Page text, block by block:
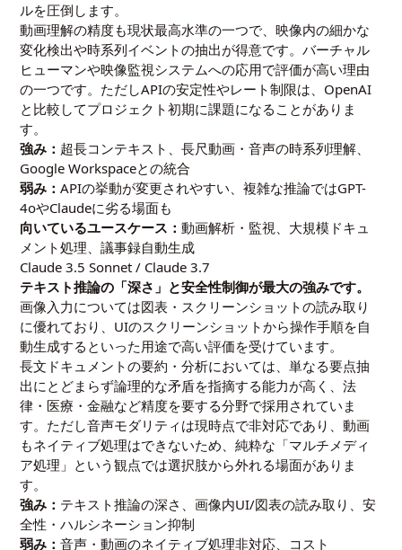
ルを圧倒します。
動画理解の精度も現状最高水準の一つで、映像内の細かな
変化検出や時系列イベントの抽出が得意です。バーチャル
ヒューマンや映像監視システムへの応用で評価が高い理由
の一つです。ただしAPIの安定性やレート制限は、OpenAI
と比較してプロジェクト初期に課題になることがありま
す。
強み： 超長コンテキスト、長尺動画・音声の時系列理解、
Google Workspaceとの統合
弱み：APIの挙動が変更されやすい、複雑な推論ではGPT-
4oやClaudeに劣る場面も
向いているユースケース：動画解析・監視、大規模ドキュ
メント処理、議事録自動生成
Claude 3.5 Sonnet / Claude 3.7
テキスト推論の「深さ」と安全性制御が最大の強みです。
画像入力については図表・スクリーンショットの読み取り
に優れており、UIのスクリーンショットから操作手順を自
動生成するといった用途で高い評価を受けています。
長文ドキュメントの要約・分析においては、単なる要点抽
出にとどまらず論理的な矛盾を指摘する能力が高く、法
律・医療・金融など精度を要する分野で採用されていま
す。ただし音声モダリティは現時点で非対応であり、動画
もネイティブ処理はできないため、純粋な「マルチメディ
ア処理」という観点では選択肢から外れる場面がありま
す。
強み： テキスト推論の深さ、画像内UI/図表の読み取り、安
全性・ハルシネーション抑制
弱み：音声・動画のネイティブ処理非対応、コスト